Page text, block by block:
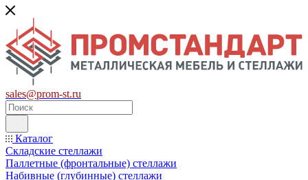
sales@prom-st.ru
Каталог
Складские стеллажи
Паллетные (фронтальные) стеллажи
Набивные (глубинные) стеллажи